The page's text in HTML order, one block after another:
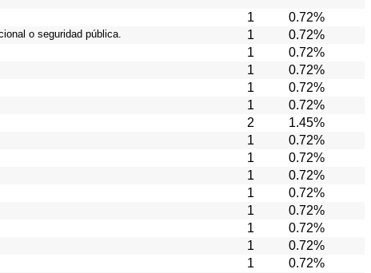
1 0.72%
o seguridad pública. 1 0.72%
1 0.72%
1 0.72%
1 0.72%
1 0.72%
2 1.45%
1 0.72%
1 0.72%
1 0.72%
1 0.72%
1 0.72%
1 0.72%
1 0.72%
1 0.72%